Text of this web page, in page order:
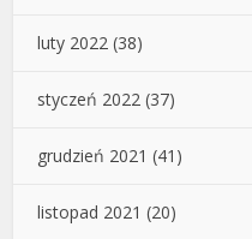
luty 2022 (38)
styczeń 2022 (37)
grudzień 2021 (41)
listopad 2021 (20)